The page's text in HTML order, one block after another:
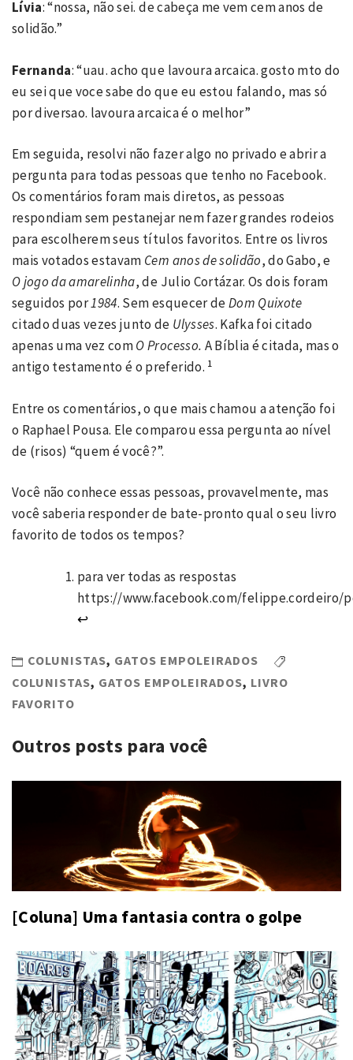
Lívia: “nossa, não sei. de cabeça me vem cem anos de
solidão.”
Fernanda: “uau. acho que lavoura arcaica. gosto mto do
eu sei que voce sabe do que eu estou falando, mas só
por diversao. lavoura arcaica é o melhor”
Em seguida, resolvi não fazer algo no privado e abrir a
pergunta para todas pessoas que tenho no Facebook.
Os comentários foram mais diretos, as pessoas
respondiam sem pestanejar nem fazer grandes rodeios
para escolherem seus títulos favoritos. Entre os livros
mais votados estavam Cem anos de solidão, do Gabo, e
O jogo da amarelinha, de Julio Cortázar. Os dois foram
seguidos por1984. Sem esquecer deDom Quixote
citado duas vezes junto de Ulysses. Kafka foi citado
apenas uma vez comO Processo. A Bíblia é citada, mas o
antigo testamento é o preferido. 1
Entre os comentários, o que mais chamou a atenção foi
o Raphael Pousa. Ele comparou essa pergunta ao nível
de (risos) “quem é você?”.
Você não conhece essas pessoas, provavelmente, mas
você saberia responder de bate-pronto qual o seu livro
favorito de todos os tempos?
para ver todas as respostas
https://www.facebook.com/felippe.cordeiro/
↩
COLUNISTAS, GATOS EMPOLEIRADOS
COLUNISTAS, GATOS EMPOLEIRADOS, LIVRO
FAVORITO
Outros posts para você
[Coluna] Uma fantasia contra o golpe